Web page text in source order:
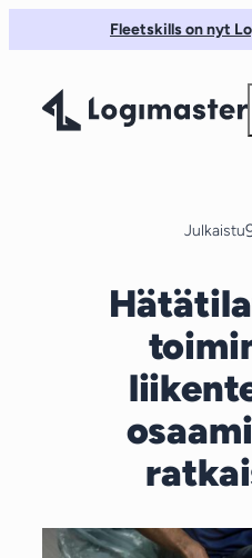
sisältöön
Fleetskills on nyt
Julkaistu